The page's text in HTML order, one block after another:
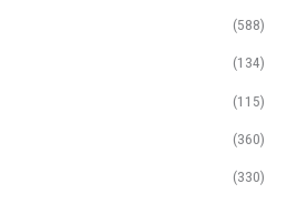
(588)
(134)
(115)
(360)
(330)